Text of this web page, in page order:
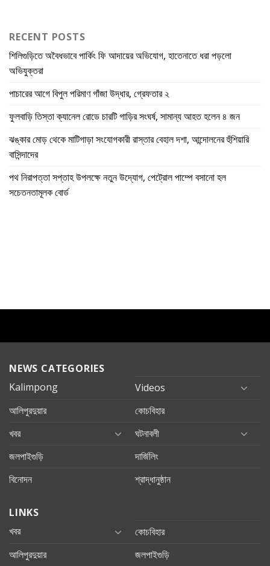
RECENT POSTS
শিলিগুড়িতে অবৈধভাবে পার্কিং ফি আদায়ের অভিযোগ, হাতেনাতে ধরা পড়লো
অভিযুক্তরা
পাচারের আগে বিপুল পরিমাণ গাঁজা উদ্ধার, গ্রেফতার ২
ফুলবাড়ি তিস্তা ক্যানেল রোডে চারটি গাড়ির সংঘর্ষ, সামান্য আহত হলেন ৪ জন
ঝঙ্কার মোড় থেকে মাটিগাড়া সংযোগকারী রাস্তার বেহাল দশা, আন্দোলনের হুঁশিয়ারি
বাসিন্দাদের
পথ নিরাপত্তা সপ্তাহ উপলক্ষে নতুন উদ্যোগ, পেট্রোল পাম্পে বসানো হল
সচেতনতামূলক বোর্ড
NEWS CATEGORIES
Kalimpong
Videos
আলিপুরদুয়ার
কোচবিহার
খবর
ঘটনাবলী
জলপাইগুড়ি
দার্জিলিং
বিনোদন
শ্রাদ্ধানুষ্ঠান
LINKS
খবর
কোচবিহার
আলিপুরদুয়ার
জলপাইগুড়ি